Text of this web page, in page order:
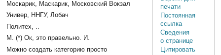
Москарик, Маскарик, Московский Вокзал
Универ, ННГУ, Лобач
Политех, ..
М. (*) Ок, это правельно. И.
Можно создать категорию просто
печати
Постоянная
ссылка
Сведения
о странице
Цитировать